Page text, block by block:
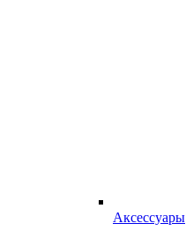
Аксессуары